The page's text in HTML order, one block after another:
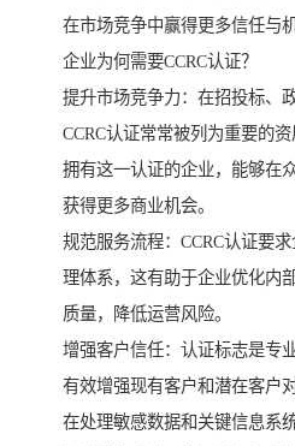
在市场竞争中赢得更多信任与机
企业为何需要CCRC认证？
提升市场竞争力：在招投标、
CCRC认证常常被列为重要的资
拥有这一认证的企业，能够在
获得更多商业机会。
规范服务流程：CCRC认证要
理体系，这有助于企业优化内
质量，降低运营风险。
增强客户信任：认证标志是专
有效增强现有客户和潜在客户
在处理敏感数据和关键信息系统